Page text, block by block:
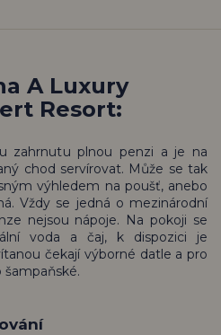
A Luxury
Resort:
zahrnutu plnou penzi a je na
chod servírovat. Může se tak
výhledem na poušť, anebo
Vždy se jedná o mezinárodní
nejsou nápoje. Na pokoji se
voda a čaj, k dispozici je
čekají výborné datle a pro